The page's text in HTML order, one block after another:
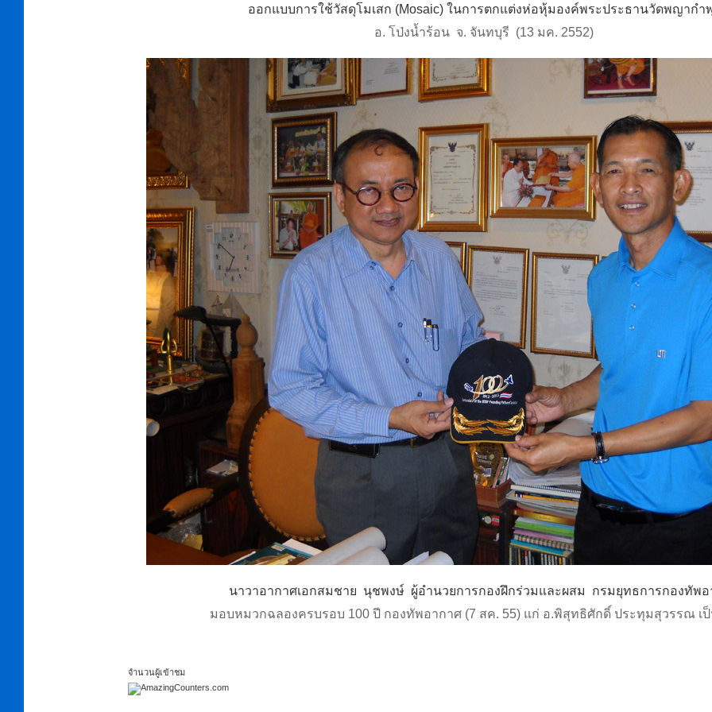
ออกแบบการใช้วัสดุโมเสก (Mosaic) ในการตกแต่งห่อหุ้มองค์พระประธานวัดพญากำ
อ. โป่งน้ำร้อน จ. จันทบุรี (13 มค. 2552)
นาวาอากาศเอกสมชาย นุชพงษ์ ผู้อำนวยการกองฝึกร่วมและผสม กรมยุทธการกองทัพ
มอบหมวกฉลองครบรอบ 100 ปี กองทัพอากาศ (7 สค. 55) แก่ อ.พิสุทธิศักดิ์ ประทุมสุวรรณ เ
จำนวนผู้เข้าชม